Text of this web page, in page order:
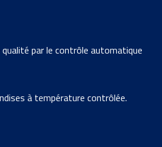
qualité par le contrôle automatique
à température contrôlée.